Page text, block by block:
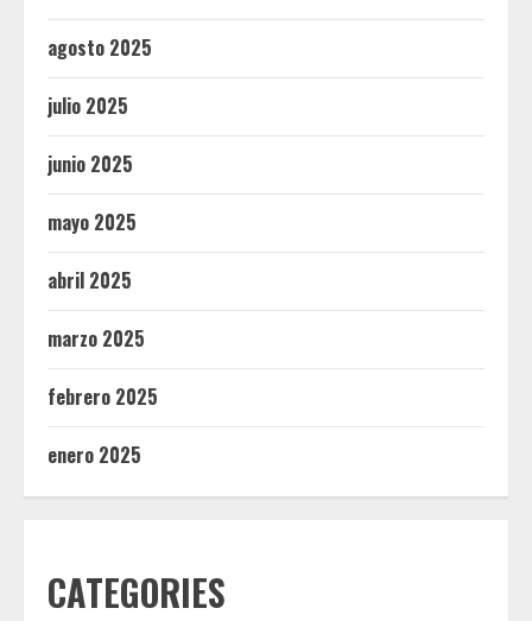
agosto 2025
julio 2025
junio 2025
mayo 2025
abril 2025
marzo 2025
febrero 2025
enero 2025
CATEGORIES